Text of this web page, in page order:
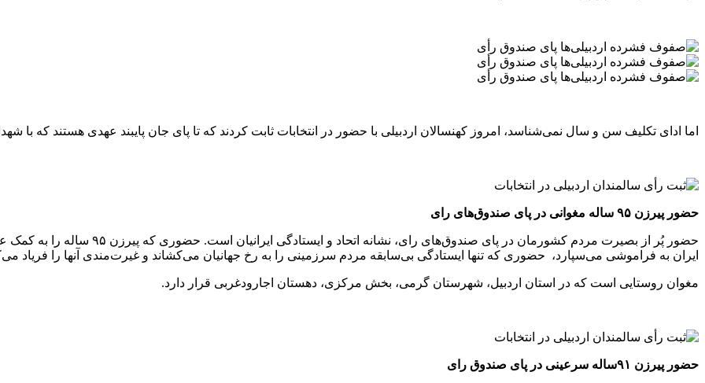
اما ادای تکلیف سن و سال نمی‌شناسد، امروز کهنسالان اردبیلی با حضور در انتخابات ثابت کردند که تا پای جان پایبند عهدی هستند که با
حضور پیرزن ۹۵ ساله مغوانی در پای صندوق‌های رای
حضور پُر از بصیرت مردم کشورمان در
ایران به فراموشی می‌سپارد، حضوری که تنها ایستادگی بی‌سابقه مردم سرزمینی را به رخ جهانیان می‌کشاند و غیرت‌مندی آنها را فریاد
مغوان روستایی است که در استان اردبیل، شهرستان گرمی، بخش مرکزی، دهستان اجارودغربی قرار دارد.
حضور پیرزن ۹۱ساله سرعینی در پای صندوق‌ رای